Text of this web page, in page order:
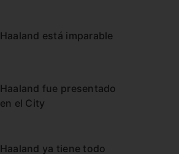
Haaland está imparable
Haaland fue presentado
en el City
Haaland ya tiene todo